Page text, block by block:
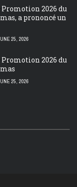
2026 du
a prononcé un
25, 2026
2026 du
25, 2026